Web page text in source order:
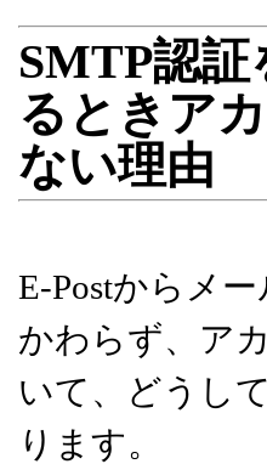
SMTP認
るときア
ない理由
E-Postからメ
かわらず、ア
いて、どうし
ります。